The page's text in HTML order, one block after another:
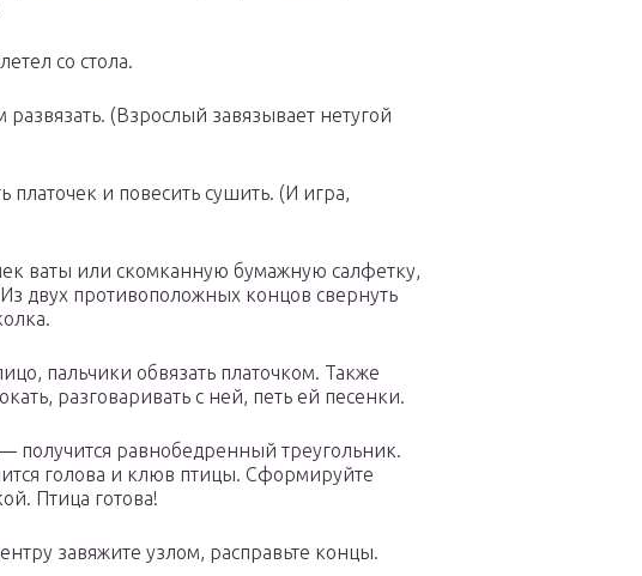
со стола.
развязать. (Взрослый завязывает нетугой
платочек и повесить сушить. (И игра,
ваты или скомканную бумажную салфетку,
двух противоположных концов свернуть
пальчики обвязать платочком. Также
разговаривать с ней, петь ей песенки.
получится равнобедренный треугольник.
голова и клюв птицы. Сформируйте
Птица готова!
завяжите узлом, расправьте концы.